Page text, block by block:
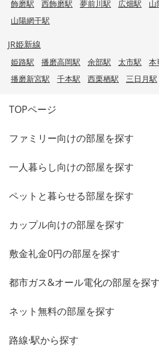
飾磨駅 西飾磨駅 夢前川駅 広畑駅 山
山陽網干駅
JR姫新線
姫路駅 播磨高岡駅 余部駅 太市駅 本
播磨新宮駅
千本駅 西栗栖駅 三日月駅
TOPページ
ファミリー向けの部屋を探す
一人暮らし向けの部屋を探す
ペットと暮らせる部屋を探す
カップル向けの部屋を探す
敷金礼金0円の部屋を探す
都市ガス&オール電化の部屋を探す
ネット無料の部屋を探す
路線·駅から探す